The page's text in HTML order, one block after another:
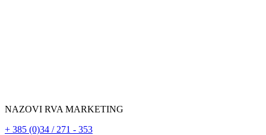
NAZOVI RVA MARKETING
+ 385 (0)34 / 271 - 353